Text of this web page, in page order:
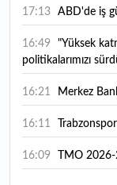
17:13 ABD'de iş
16:49
politikalarımızı
16:21 Merkez
16:11
16:09 TMO 2026-